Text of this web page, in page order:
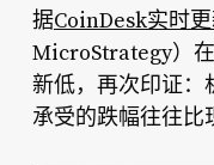
据CoinDesk实时
MicroStrategy）在
新低，再次印证：
承受的跌幅往往比